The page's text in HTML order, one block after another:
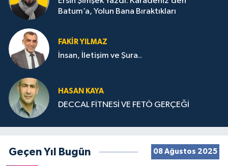
Batum’a, Yolun Bana Bıraktıkları
FAKIR YILMAZ
İnsan, İletişim ve Şura..
HASAN KAYA
DECCAL FİTNESİ VE FETÖ GERÇEĞİ
Geçen Yıl Bugün 08 Ağustos 2025